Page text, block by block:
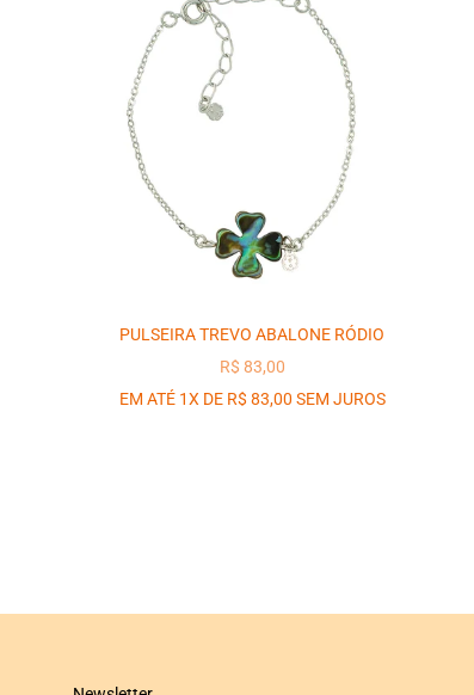
PULSEIRA TREVO ABALONE RÓDIO
PREÇO PROMOCIONAL
R$ 83,00
EM ATÉ 1X DE R$ 83,00 SEM JUROS